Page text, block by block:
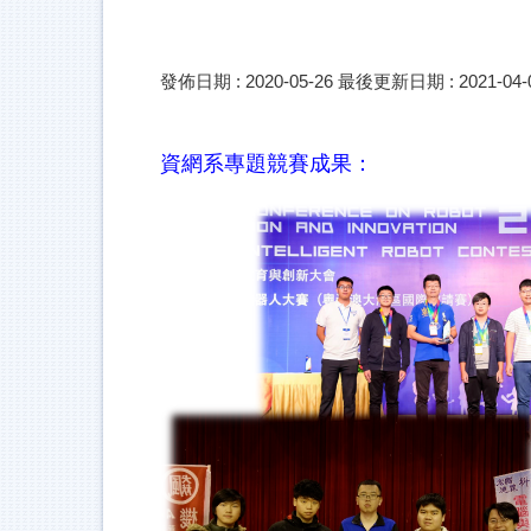
發佈日期 : 2020-05-26 最後更新日期 : 2021-04-
資網系專題競賽成果：